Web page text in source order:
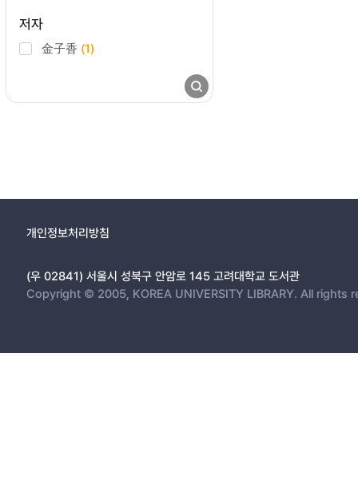
저자
金子香 (1)
개인정보처리방침
(우 02841) 서울시 성북구 안암로 145 고려대학교 도서관
Copyright © 2005, KOREA UNIVERSITY LIBRARY. All rights